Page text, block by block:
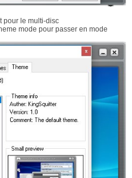
pour le multi-disc
mode pour passer en mode